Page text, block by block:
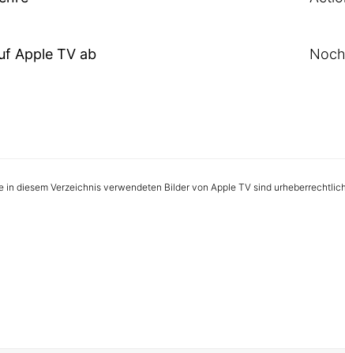
Apple TV ab
in diesem Verzeichnis verwendeten Bilder von Apple TV sind